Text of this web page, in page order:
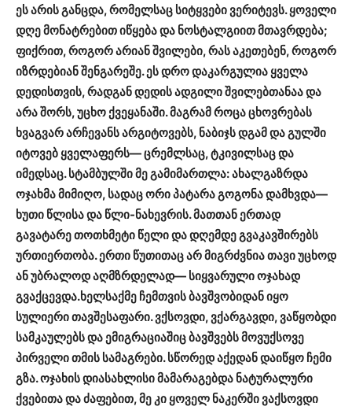
ეს არის განცდა, რომელსაც სიტყვები ვერიტევს. ყოველი
დღე მონატრებით იწყება და ნოსტალგიით მთავრდება;
ფიქრით, როგორ არიან შვილები, რას აკეთებენ, როგორ
იზრდებიან შენგარეშე. ეს დრო დაკარგულია ყველა
დედისთვის, რადგან დედის ადგილი შვილებთანაა და
არა შორს, უცხო ქვეყანაში. მაგრამ როცა ცხოვრებას
ხვაგვარ არჩევანს არგიტოვებს, ნაბიჯს დგამ და გულში
იტოვებ ყველაფერს— ცრემლსაც, ტკივილსაც და
იმედსაც. სტამბულში მე გამიმართლა: ახალგაზრდა
ოჯახმა მიმიღო, სადაც ორი პატარა გოგონა დამხვდა—
ხუთი წლისა და წლი-ნახევრის. მათთან ერთად
გავატარე თოთხმეტი წელი და დღემდე გვაკავშირებს
ურთიერთობა. ერთი წუთითაც არ მიგრძვნია თავი უცხოდ
ან უბრალოდ აღმზრდელად— სიყვარული ოჯახად
გვაქცევდა.ხელსაქმე ჩემთვის ბავშვობიდან იყო
სულიერი თავშესაფარი. ვქსოვდი, ვქარგავდი, ვაწყობდი
სამკაულებს და ემიგრაციაშიც ბავშვებს მოვუქსოვე
პირველი თმის სამაგრები. სწორედ აქედან დაიწყო ჩემი
გზა. ოჯახის დიასახლისი მამარაგებდა ნატურალური
ქვებითა და ძაფებით, მე კი ყოველ ნაკერში ვაქსოვდი